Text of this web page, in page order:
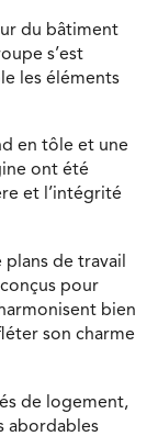
du bâtiment
s’est
les éléments
en tôle et une
ont été
et l’intégrité
de travail
pour
bien
son charme
de logement,
abordables